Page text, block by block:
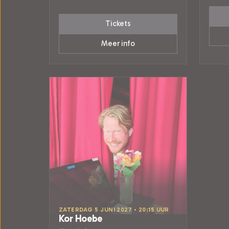
Tickets
Meer info
ZATERDAG 5 JUNI 2027 • 20:15 UUR
Kor Hoebe